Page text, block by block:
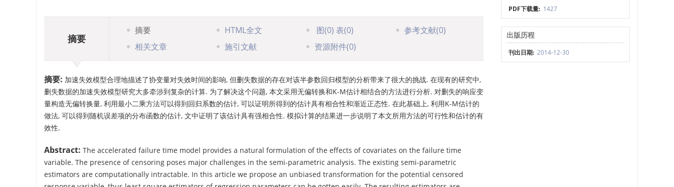
摘要
摘要 HTML全文 图(0) 表(0) 参考文献(0)
相关文章
施引文献 资源附件(0)
摘要: 加速失效模型合理地描述了协变量对失效时间的影响, 但删失数据的存在对该半参数回归模型的分析带来了很大的挑战. 在现有的研究中,
删失数据的加速失效模型研究大多牵涉到复杂的计算. 为了解决这个问题, 本文采用无偏转换和K-M估计相结合的方法进行分析. 对删失的响应变
量构造无偏转换量, 利用最小二乘方法可以得到回归系数的估计, 可以证明所得到的估计具有相合性和渐近正态性. 在此基础上, 利用K-M估计的
做法, 可以得到随机误差项的分布函数的估计, 文中证明了该估计具有强相合性. 模拟计算的结果进一步说明了本文所用方法的可行性和估计的有
效性.
Abstract: The accelerated failure time model provides a natural formulation of the effects of covariates on the failure time
variable. The presence of censoring poses major challenges in the semi-parametric analysis. The existing semi-parametric
estimators are computationally intractable. In this article we propose an unbiased transformation for the potential censored
PDF下载量: 1427
出版历程
刊出日期: 2014-12-30